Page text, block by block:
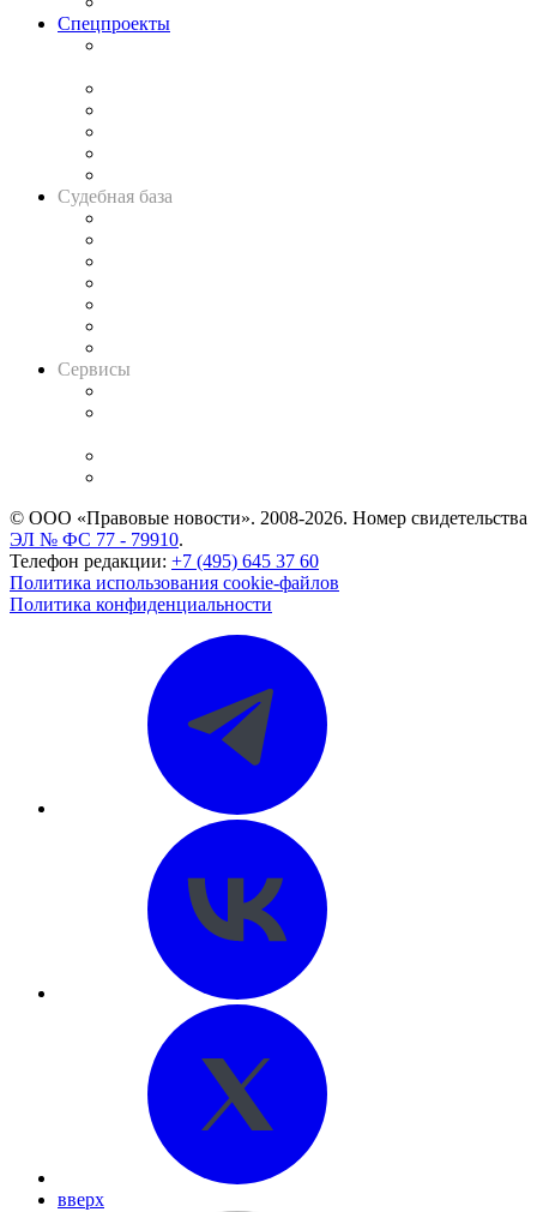
Спецпроекты
Судебная база
Сервисы
© ООО «Правовые новости». 2008-2026. Номер свидетельства
ЭЛ № ФС 77 - 79910.
Телефон редакции: +7 (495) 645 37 60
Политика использования cookie-файлов
Политика конфиденциальности
вверх